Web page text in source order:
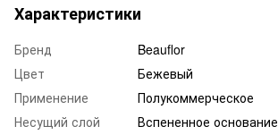
Характеристики
Бренд
Beauflor
Цвет
Бежевый
Применение
Полукоммерческое
Несущий слой
Вспененное основание